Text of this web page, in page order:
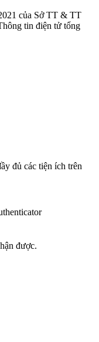
của Sở TT & TT
tin điện tử tổng
đủ các tiện ích trên
được.